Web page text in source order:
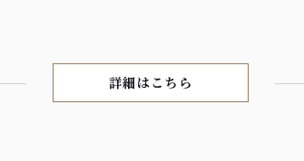
DRINK MENU
詳細はこちら